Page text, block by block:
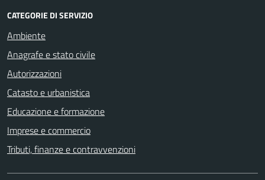
CATEGORIE DI SERVIZIO
Ambiente
Anagrafe e stato civile
Autorizzazioni
Catasto e urbanistica
Educazione e formazione
Imprese e commercio
Tributi, finanze e contravvenzioni